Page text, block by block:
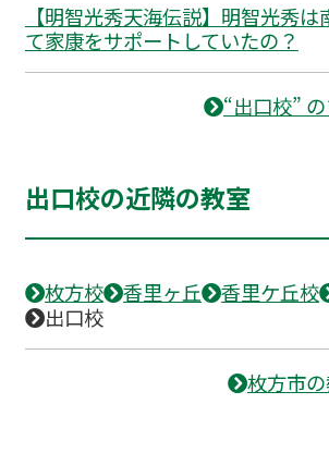
【明智光秀天海伝説】明智光秀
て家康をサポートしていたの？
“出口校”
出口校の近隣の教室
枚方校 香里ヶ丘 香里ケ丘校
出口校
枚方市